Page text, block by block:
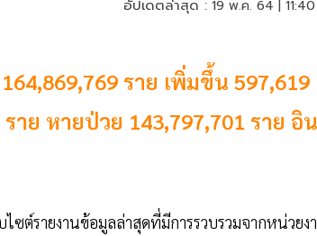
อัปเดตล่าสุด : 19 พ.ค. 64 |
ราย เพิ่มขึ้น 597,619
าย หายป่วย 143,797,701 ราย อิน
ไซต์รายงานข้อมูลล่าสุดที่มีการรวบรวมจากหน่วยง